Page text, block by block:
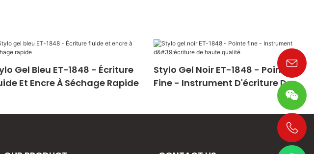
Gel Bleu ET-1848 - Écriture
Et Encre À Séchage Rapide
Stylo Gel Noir ET-1848 - Pointe
Fine - Instrument D'écriture De